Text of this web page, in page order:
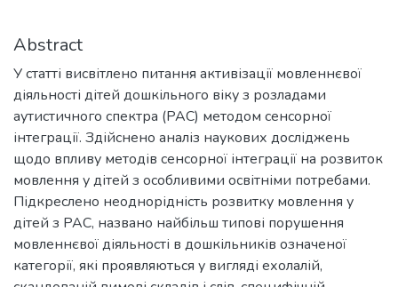
Abstract
У статті висвітлено питання активізації мовленнєвої
діяльності дітей дошкільного віку з розладами
аутистичного спектра (РАС) методом сенсорної
інтеграції. Здійснено аналіз наукових досліджень
щодо впливу методів сенсорної інтеграції на розвиток
мовлення у дітей з особливими освітніми потребами.
Підкреслено неоднорідність розвитку мовлення у
дітей з РАС, названо найбільш типові порушення
мовленнєвої діяльності в дошкільників означеної
категорії, які проявляються у вигляді ехолалій,